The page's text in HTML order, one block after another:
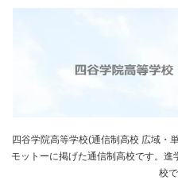
四谷学院高等学校(通信制高校 広域・
モットーに掲げた通信制高校です。
校で